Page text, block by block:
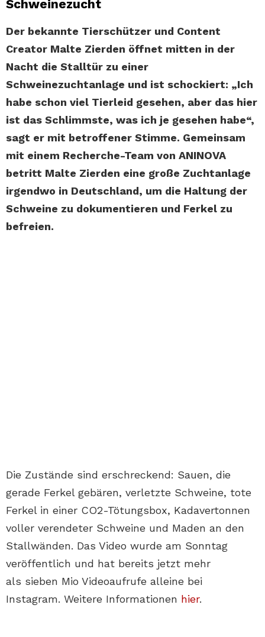
Schweinezucht
Der bekannte Tierschützer und Content
Creator Malte Zierden öffnet mitten in der
Nacht die Stalltür zu einer
Schweinezuchtanlage und ist schockiert: „Ich
habe schon viel Tierleid gesehen, aber das hier
ist das Schlimmste, was ich je gesehen habe“,
sagt er mit betroffener Stimme. Gemeinsam
mit einem Recherche-Team von ANINOVA
betritt Malte Zierden eine große Zuchtanlage
irgendwo in Deutschland, um die Haltung der
Schweine zu dokumentieren und Ferkel zu
befreien.
Die Zustände sind erschreckend: Sauen, die
gerade Ferkel gebären, verletzte Schweine, tote
Ferkel in einer CO2-Tötungsbox, Kadavertonnen
voller verendeter Schweine und Maden an den
Stallwänden. Das Video wurde am Sonntag
veröffentlich und hat bereits jetzt mehr
als sieben Mio Videoaufrufe alleine bei
Instagram. Weitere Informationen hier.